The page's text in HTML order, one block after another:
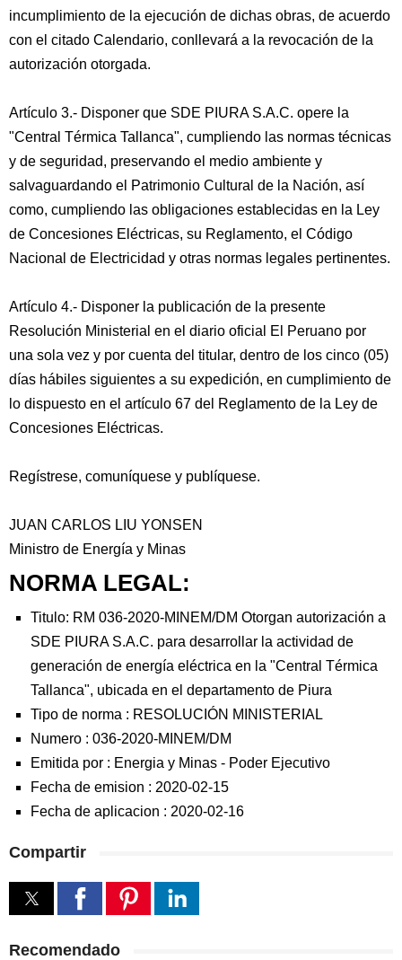
incumplimiento de la ejecución de dichas obras, de acuerdo
con el citado Calendario, conllevará a la revocación de la
autorización otorgada.
Artículo 3.- Disponer que SDE PIURA S.A.C. opere la
"Central Térmica Tallanca", cumpliendo las normas técnicas
y de seguridad, preservando el medio ambiente y
salvaguardando el Patrimonio Cultural de la Nación, así
como, cumpliendo las obligaciones establecidas en la Ley
de Concesiones Eléctricas, su Reglamento, el Código
Nacional de Electricidad y otras normas legales pertinentes.
Artículo 4.- Disponer la publicación de la presente
Resolución Ministerial en el diario oficial El Peruano por
una sola vez y por cuenta del titular, dentro de los cinco (05)
días hábiles siguientes a su expedición, en cumplimiento de
lo dispuesto en el artículo 67 del Reglamento de la Ley de
Concesiones Eléctricas.
Regístrese, comuníquese y publíquese.
JUAN CARLOS LIU YONSEN
Ministro de Energía y Minas
NORMA LEGAL:
Titulo: RM 036-2020-MINEM/DM Otorgan autorización a
SDE PIURA S.A.C. para desarrollar la actividad de
generación de energía eléctrica en la "Central Térmica
Tallanca", ubicada en el departamento de Piura
Tipo de norma : RESOLUCIÓN MINISTERIAL
Numero : 036-2020-MINEM/DM
Emitida por : Energia y Minas - Poder Ejecutivo
Fecha de emision : 2020-02-15
Fecha de aplicacion : 2020-02-16
Compartir
Recomendado